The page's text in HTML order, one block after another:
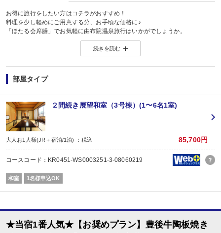
お得に旅行をしたい方はコチラがおすすめ！
料理を少し軽めにご用意する分、お手頃な価格に♪
「ほたる会席膳」でお気軽に由布院温泉旅行はいかがでしょうか。
温泉重視でお探しの方、量的にあまり食べられない方、
女性グループ旅行の方から人気！
【お食事】
朝夕食事処でのご案内です。
食事処にはパーテーションを設置し、半個室の空間になっております。
仕切りを作ることで密を避け、安心してお召し上がりいただけます。
■夕食：「ほたる会席膳」
通常の「あさぎり会席膳」よりも料理は少なめですが…もちろん質はそのまま
元々ボリュームの多い会席膳なので「ちょうどいい」というお声もいただきま
品数が1品(揚物)減り、前菜や刺し盛の種類が少なくなるなど
【御献立（一例）】
食前酒／先付／前菜／吸物／造里／焼物
蓋物／台物／油もの／止椀／食事／香物／デザート
・冬季は18：00 or 18:30
続きを読む
部屋タイプ
２間続き展望和室（3号棟）(1〜6名1室)
大人お1人様(JR＋宿泊/1泊) ：税込 85,700円
コースコード：KR0451-WS0003251-3-08060219
和室 1名様申込OK
★当宿1番人気★【お奨めプラン】豊後牛陶板焼き